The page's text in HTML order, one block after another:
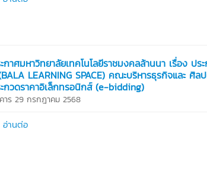
กาศมหาวิทยาลัยเทคโนโลยีราชมงคลล้านนา เรื่อง ป
LEARNING SPACE) คณะบริหารธุรกิจและ ศิ
กวดราคาอิเล็กทรอนิกส์ (e-bidding)
าร 29 กรกฎาคม 2568
อ่านต่อ